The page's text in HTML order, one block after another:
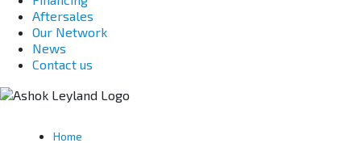
Aftersales
Our Network
News
Contact us
Home